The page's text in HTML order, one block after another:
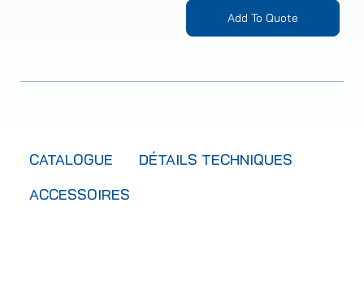
Add To Quote
CATALOGUE
DÉTAILS TECHNIQUES
ACCESSOIRES